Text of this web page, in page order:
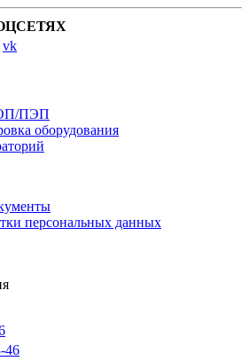
ПЭП
оборудования
персональных данных
46